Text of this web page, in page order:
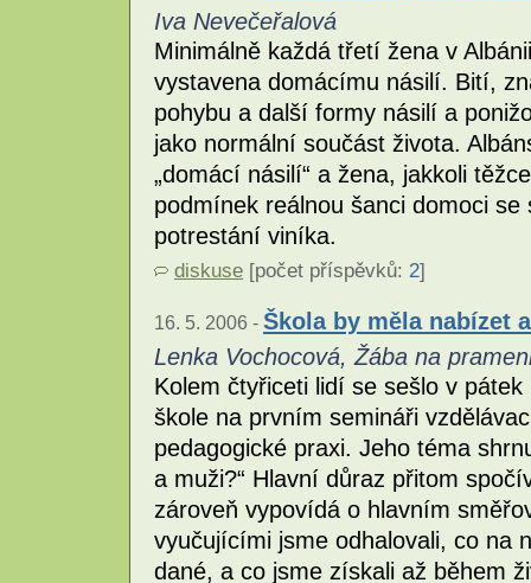
Iva Nevečeřalová
Minimálně každá třetí žena v
vystavena domácímu násilí. Bití,
pohybu a další formy násilí a
jako normální součást života.
„domácí násilí“ a žena, jakkoli
podmínek reálnou šanci domoci
potrestání viníka.
diskuse [počet příspěvků: 2]
16. 5. 2006 - Škola by měla nabízet
Lenka Vochocová, Žába na
Kolem čtyřiceti lidí se sešlo v
škole na prvním semináři
pedagogické praxi. Jeho téma
a muži?“ Hlavní důraz přitom
zároveň vypovídá o hlavním
vyučujícími jsme odhalovali, co na
dané, a co jsme získali až během